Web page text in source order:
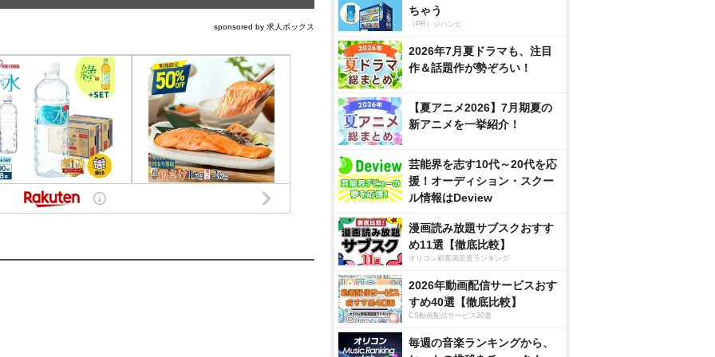
sponsored by 求人ボックス
ちゃう
（PR）ジハンピ
2026年7月夏ドラマも、注目
作＆話題作が勢ぞろい！
【夏アニメ2026】7月期夏の
新アニメを一挙紹介！
芸能界を志す10代～20代を応
援！オーディション・スクー
ル情報はDeview
漫画読み放題サブスクおすす
め11選【徹底比較】
オリコン顧客満足度ランキング
2026年動画配信サービスおす
すめ40選【徹底比較】
CS動画配信サービス20選
毎週の音楽ランキングから、